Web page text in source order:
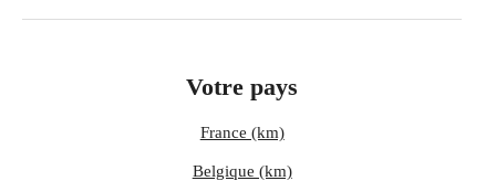
Votre pays
France (km)
Belgique (km)